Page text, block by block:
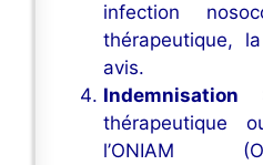
infection
thérapeutique,
avis.
Indemnisation :
thérapeutique
l’ONIAM